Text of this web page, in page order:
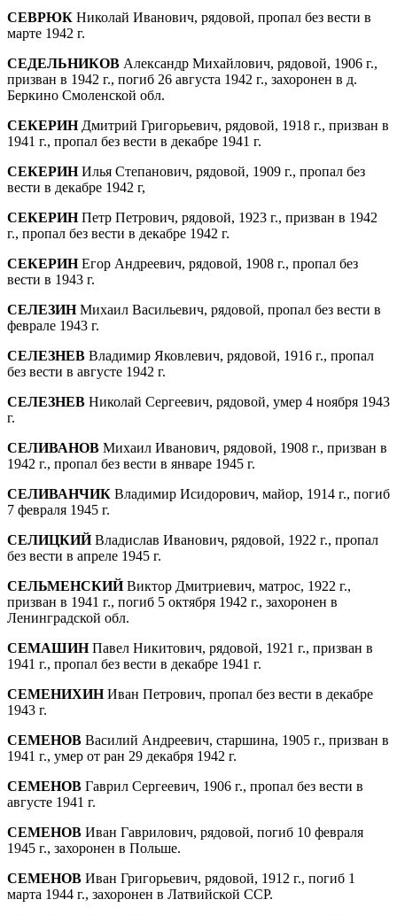
СЕВРЮК Николай Иванович, рядовой, пропал без вести в
марте 1942 г.
СЕДЕЛЬНИКОВ Александр Михайлович, рядовой, 1906 г.,
призван в 1942 г., погиб 26 августа 1942 г., захоронен в д.
Беркино Смоленской обл.
СЕКЕРИН Дмитрий Григорьевич, рядовой, 1918 г., призван в
1941 г., пропал без вести в декабре 1941 г.
СЕКЕРИНИлья Степанович, рядовой, 1909 г., пропал без
вести в декабре 1942 г,
СЕКЕРИНПетр Петрович, рядовой, 1923 г., призван в 1942
г., пропал без вести в декабре 1942 г.
СЕКЕРИНЕгор Андреевич, рядовой, 1908 г., про­пал без
вести в 1943 г.
СЕЛЕЗИНМихаил Васильевич, рядовой, пропал без вести в
феврале 1943 г.
СЕЛЕЗНЕВ Владимир Яковлевич, рядовой, 1916 г., пропал
без вести в августе 1942 г.
СЕЛЕЗНЕВ Николай Сергеевич, рядовой, умер 4 ноября 1943
г.
СЕЛИВАНОВ Михаил Иванович, рядовой, 1908 г., призван в
1942 г., пропал без вести в январе 1945 г.
СЕЛИВАНЧИК Владимир Исидорович, майор, 1914 г., погиб
7 февраля 1945 г.
СЕЛИЦКИЙВладислав Иванович, рядовой, 1922 г., пропал
без вести в апреле 1945 г.
СЕЛЬМЕНСКИЙВиктор Дмитриевич, матрос, 1922 г.,
призван в 1941 г., погиб 5 октября 1942 г., захоронен в
Ленинградской обл.
СЕМАШИНПавел Никитович, рядовой, 1921 г., призван в
1941 г., пропал без вести в декабре 1941 г.
СЕМЕНИХИНИван Петрович, пропал без вести в декабре
1943 г.
СЕМЕНОВ Василий Андреевич, старшина, 1905 г., призван в
1941 г., умер от ран 29 декабря 1942 г.
СЕМЕНОВ Гаврил Сергеевич, 1906 г., пропал без вести в
августе 1941 г.
СЕМЕНОВ Иван Гаврилович, рядовой, погиб 10 февраля
1945 г., захоронен в Польше.
СЕМЕНОВ Иван Григорьевич, рядовой, 1912 г., погиб 1
марта 1944 г., захоронен в Латвий­ской ССР.